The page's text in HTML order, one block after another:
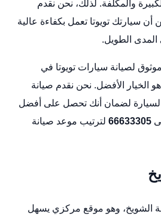
والمكلفة. لذلك، نحن نقدم
سيارتك تويوتا تعمل بكفاءة عالية
الطويل.
لصيانة سيارات تويوتا في
هو الخيار الأفضل. نحن نقدم صيانة
لضمان أنك تحصل على أفضل
66633305لترتيب موعد صيانة
الشويخ، وهو موقع مركزي يسهل